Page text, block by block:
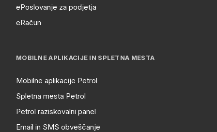
ePoslovanje za podjetja
eRačun
MOBILNE APLIKACIJE IN SPLETNA MESTA
Mobilne aplikacije Petrol
Spletna mesta Petrol
Petrol raziskovalni panel
Email in SMS obveščanje